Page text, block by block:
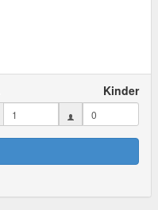
Kinder